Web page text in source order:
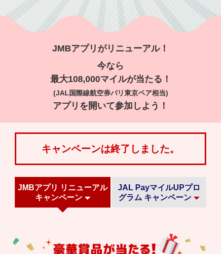
JMBアプリがリニューアル！
今なら
最大108,000マイルが当たる！
(JAL国際線航空券パリ東京ペア相当)
アプリを開いて参加しよう！
キャンペーンは終了しました。
JMBアプリ リニューアル
キャンペーン
JAL PayマイルUPプロ
グラム キャンペーン